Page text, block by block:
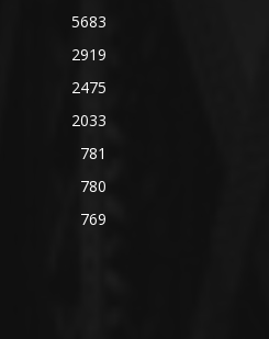
5683
2919
2475
2033
781
780
769